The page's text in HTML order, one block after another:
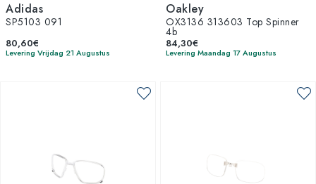
Adidas
SP5103 091
80,60€
Levering Vrijdag 21 Augustus
Oakley
OX3136 313603 Top Spinner
4b
84,30€
Levering Maandag 17 Augustus